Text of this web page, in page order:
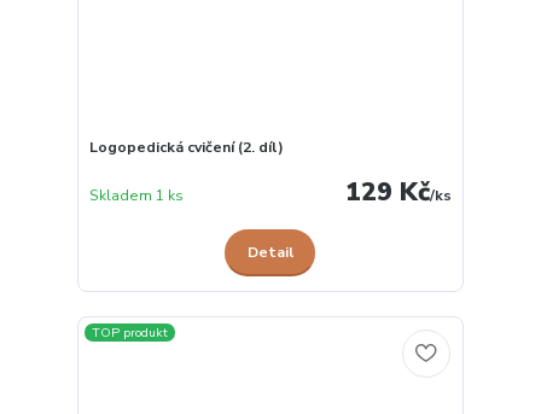
Logopedická cvičení (2. díl)
129 Kč/ks
Skladem 1 ks
Detail
TOP produkt